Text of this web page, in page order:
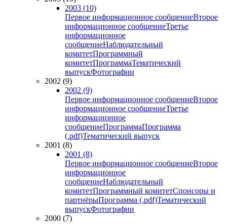
2003 (10)
Первое информационное сообщениеВторое
информационное сообщениеТретье
информационное
сообщениеНаблюдательный
комитетПрограммный
комитетПрограммаТематический
выпускФотографии
2002 (9)
2002 (9)
Первое информационное сообщениеВторое
информационное сообщениеТретье
информационное
сообщениеПрограммаПрограмма
(.pdf)Тематический выпуск
2001 (8)
2001 (8)
Первое информационное сообщениеВторое
информационное
сообщениеНаблюдательный
комитетПрограммный комитетСпонсоры и
партнёрыПрограмма (.pdf)Тематический
выпускФотографии
2000 (7)